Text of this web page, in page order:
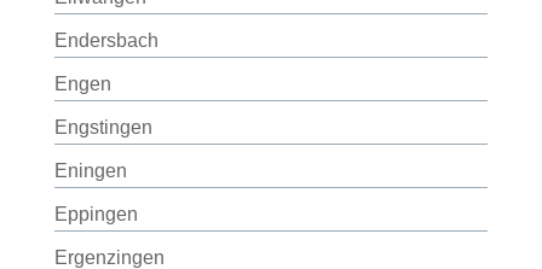
Endersbach
Engen
Engstingen
Eningen
Eppingen
Ergenzingen